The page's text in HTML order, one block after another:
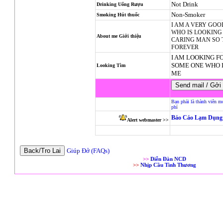
Drinking Uống Rượu Not Drink
Smoking Hút thuốc Non-Smoker
About me Giới thiệu
I AM A VERY
WHO IS
CARING MAN SO
FOREVER
Looking Tìm
I AM LOOKING
SOME ONE WHO
ME
Bạn phải là thành viên
phí
Alert webmaster >> Báo Cáo Lạm
Giúp Đở (FAQs)
>> Diễn Đàn NCD
>> Nhịp Cầu Tình Thương